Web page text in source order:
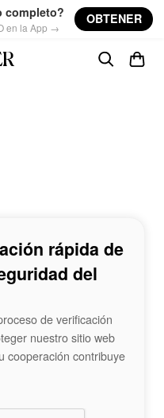
completo?
en la App →
OBTENER
rápida de
del
de verificación
nuestro sitio web
cooperación contribuye